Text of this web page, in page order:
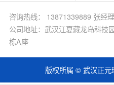
咨询热线： 13871339889 张经理
公司地址：武汉江夏藏龙岛科技
栋A座
版权所属 © 武汉正元